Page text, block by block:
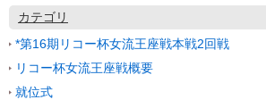
カテゴリ
*第16期リコー杯女流王座戦本戦2回戦
リコー杯女流王座戦概要
就位式